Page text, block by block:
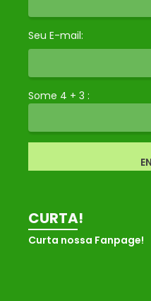
Seu E-mail:
Some 4 + 3 :
CURTA!
Curta nossa Fanpage!